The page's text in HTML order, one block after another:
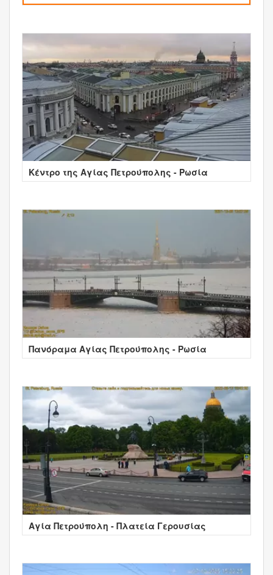
Κέντρο της Αγίας Πετρούπολης - Ρωσία
Πανόραμα Αγίας Πετρούπολης - Ρωσία
Αγία Πετρούπολη - Πλατεία Γερουσίας